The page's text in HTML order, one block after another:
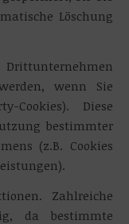
Löschung
Drittunternehmen
wenn Sie
Cookies). Diese
bestimmter
(z.B. Cookies
Zahlreiche
da bestimmte